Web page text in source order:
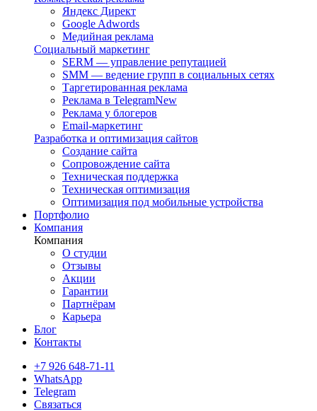
Яндекс Директ
Google Adwords
Медийная реклама
Социальный маркетинг
SERM — управление репутацией
SMM — ведение групп в социальных сетях
Таргетированная реклама
Реклама в TelegramNew
Реклама у блогеров
Email-маркетинг
Разработка и оптимизация сайтов
Создание сайта
Сопровождение сайта
Техническая поддержка
Техническая оптимизация
Оптимизация под мобильные устройства
Портфолио
Компания
Компания
О студии
Отзывы
Акции
Гарантии
Партнёрам
Карьера
Блог
Контакты
+7 926 648-71-11
WhatsApp
Telegram
Связаться